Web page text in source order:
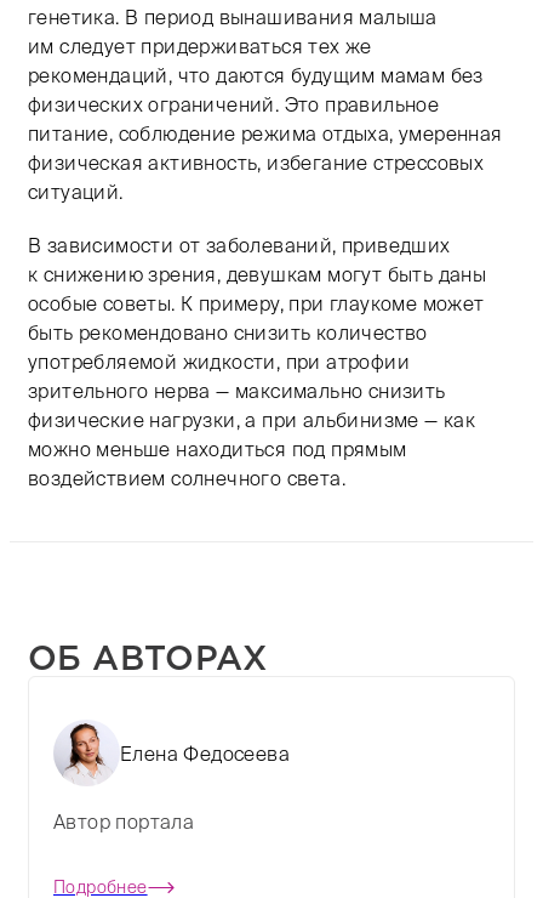
генетика. В период вынашивания малыша
им следует придерживаться тех же
рекомендаций, что даются будущим мамам без
физических ограничений. Это правильное
питание, соблюдение режима отдыха, умеренная
физическая активность, избегание стрессовых
ситуаций.
В зависимости от заболеваний, приведших
к снижению зрения, девушкам могут быть даны
особые советы. К примеру, при глаукоме может
быть рекомендовано снизить количество
употребляемой жидкости, при атрофии
зрительного нерва — максимально снизить
физические нагрузки, а при альбинизме — как
можно меньше находиться под прямым
воздействием солнечного света.
ОБ АВТОРАХ
Елена Федосеева
Автор портала
Подробнее